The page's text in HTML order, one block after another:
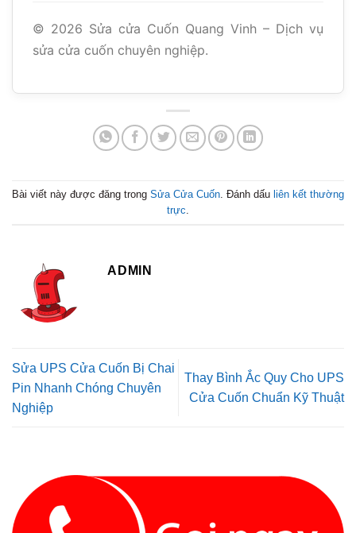
© 2026 Sửa cửa Cuốn Quang Vinh – Dịch vụ
sửa cửa cuốn chuyên nghiệp.
Bài viết này được đăng trong Sửa Cửa Cuốn . Đánh dấu liên kết thường
trực
ADMIN
Sửa UPS Cửa Cuốn Bị Chai
Pin Nhanh Chóng Chuyên
Nghiệp
Thay Bình Ắc Quy Cho UPS
Cửa Cuốn Chuẩn Kỹ Thuật